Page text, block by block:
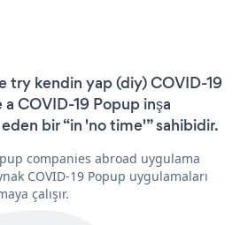
try kendin yap (diy) COVID-19
COVID-19 Popup inşa
bir “in 'no time'” sahibidir.
companies abroad uygulama
COVID-19 Popup uygulamaları
çalışır.